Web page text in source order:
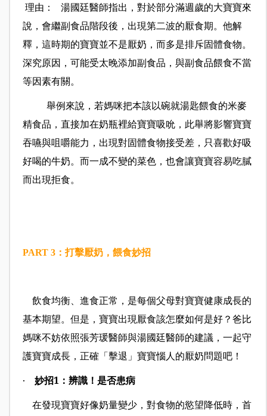
理由： 湯國廷醫師指出，對於部分滿週歲的大寶寶來
說，會繼副食品階段後，出現第二波的厭食期。他解
釋，這時期的寶寶並不是厭奶，而多是排斥固體食物。
深究原因，可能受太晚添加副食品，與副食品餵食不當
等因素有關。
舉例來說，若媽咪把本該以碗就湯匙餵食的米麥
精食品，直接加在奶瓶裡給寶寶吸吮，此舉將影響寶寶
吞嚥與咀嚼能力，出現對固體食物接受差，只喜歡好吸
好喝的牛奶。而一成不變的菜色，也會讓寶寶容易吃膩
而出現拒食。
PART 3：打擊厭奶，餵食妙招
飲食均衡、進食正常，是每個父母對寶寶健康成長的
基本期望。但是，寶寶出現厭食該怎麼如何是好？爸比
媽咪不妨依照張芳瑗醫師與湯國廷醫師的建議，一起守
護寶寶成長，正確「擊退」寶寶惱人的厭奶問題吧！
‧
妙招1：辨識！是否患病
在發現寶寶好像奶量變少，對食物的慾望降低時，首